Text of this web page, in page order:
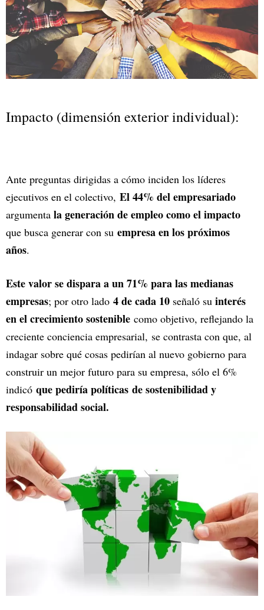
Impacto (dimensión exterior individual):
Ante preguntas dirigidas a cómo inciden los líderes
ejecutivos en el colectivo, El 44% del empresariado
argumenta la generación de empleo como el impacto
que busca generar con su empresa en los próximos
años.
Este valor se dispara a un 71% para las medianas
empresas; por otro lado 4 de cada 10 señaló su interés
en el crecimiento sostenible como objetivo, reflejando la
creciente conciencia empresarial, se contrasta con que, al
indagar sobre qué cosas pedirían al nuevo gobierno para
construir un mejor futuro para su empresa, sólo el 6%
indicó que pediría políticas de sostenibilidad y
responsabilidad social.